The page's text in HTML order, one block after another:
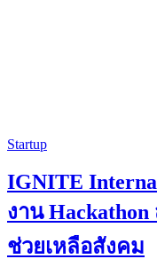
Startup
IGNITE
งาน
ช่วยเหลือสังคม